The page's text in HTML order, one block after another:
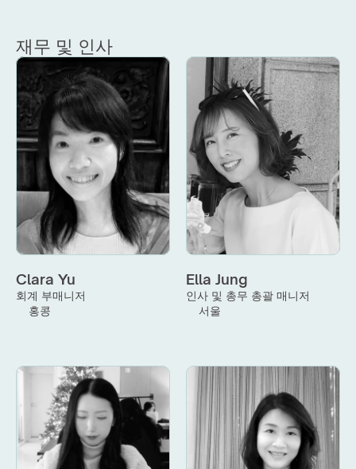
재무 및 인사
Clara Yu
회계 부매니저
홍콩
Ella Jung
인사 및 총무 총괄 매니저
서울